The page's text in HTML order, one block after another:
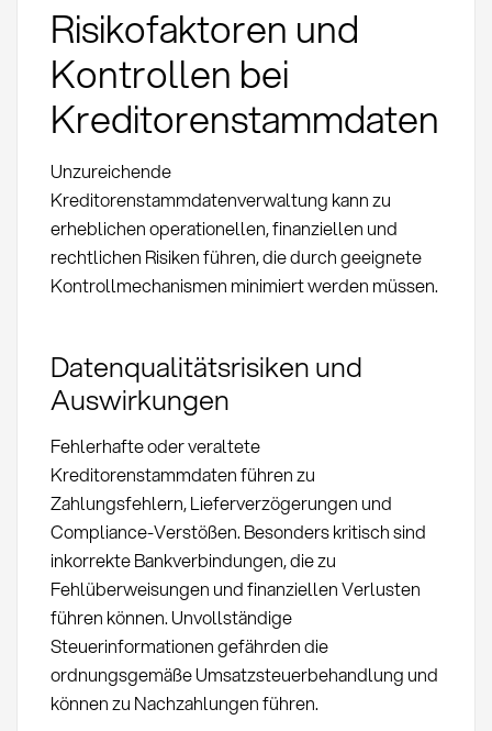
Risikofaktoren und
Kontrollen bei
Kreditorenstammdaten
Unzureichende
Kreditorenstammdatenverwaltung kann zu
erheblichen operationellen, finanziellen und
rechtlichen Risiken führen, die durch geeignete
Kontrollmechanismen minimiert werden müssen.
Datenqualitätsrisiken und
Auswirkungen
Fehlerhafte oder veraltete
Kreditorenstammdaten führen zu
Zahlungsfehlern, Lieferverzögerungen und
Compliance-Verstößen. Besonders kritisch sind
inkorrekte Bankverbindungen, die zu
Fehlüberweisungen und finanziellen Verlusten
führen können. Unvollständige
Steuerinformationen gefährden die
ordnungsgemäße Umsatzsteuerbehandlung und
können zu Nachzahlungen führen.